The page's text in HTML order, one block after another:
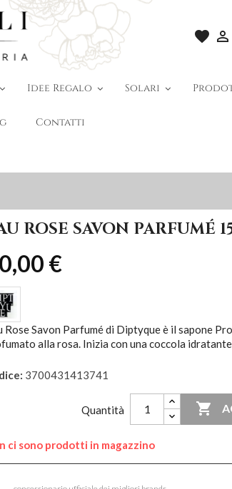
favorite 
Idee Regalo Solari
Contatti
ROSE SAVON PARFUMÉ
€
Rose Savon Parfumé di Diptyque è il sapone
alla rosa. Inizia con una coccola
3700431413741
Quantità 
ci sono prodotti in magazzino